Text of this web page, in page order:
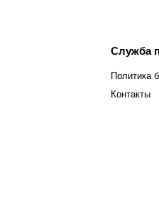
Служба
Политика
Контакты